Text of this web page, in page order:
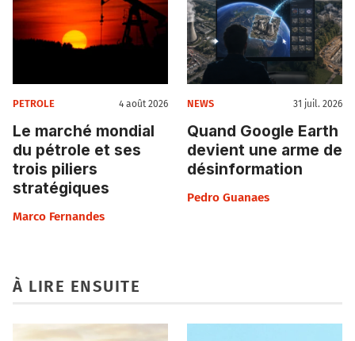
PETROLE 4 août 2026
Le marché mondial
du pétrole et ses
trois piliers
stratégiques
Marco Fernandes
NEWS 31 juil. 2026
Quand Google Earth
devient une arme de
désinformation
Pedro Guanaes
À LIRE ENSUITE